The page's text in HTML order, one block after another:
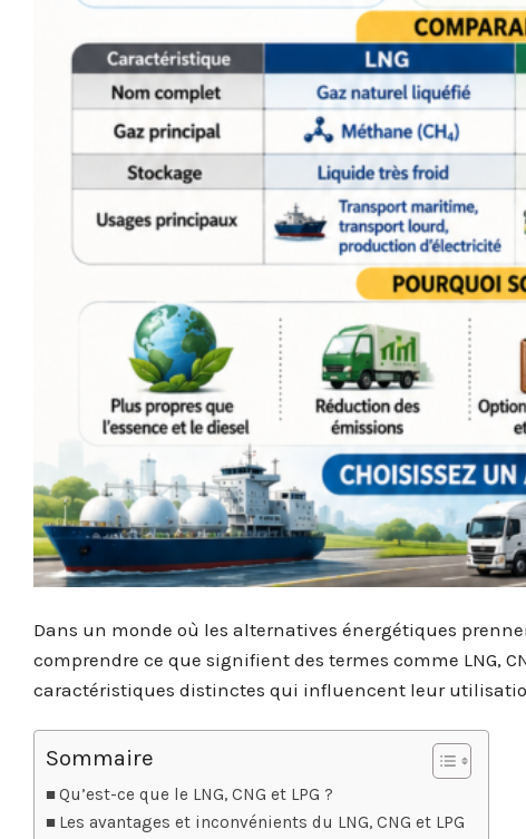
Dans un monde où les alternatives énergétiques
comprendre ce que signifient des termes comme LNG,
caractéristiques distinctes qui influencent leur
Sommaire
Qu’est-ce que le LNG, CNG et LPG ?
Les avantages et inconvénients du LNG, CNG et LPG